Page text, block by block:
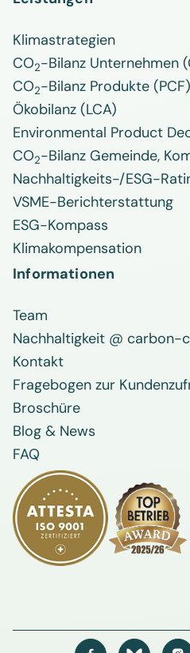
Klimastrategien
CO2-Bilanz Unternehmen
CO2-Bilanz Produkte (PCF)
Ökobilanz (LCA)
Environmental Product
CO2-Bilanz Gemeinde,
Nachhaltigkeits-/ESG-
VSME-Berichterstattung
ESG-Kompass
Klimakompensation
Informationen
Team
Nachhaltigkeit @ carbon-
Kontakt
Fragebogen zur
Broschüre
Blog & News
FAQ